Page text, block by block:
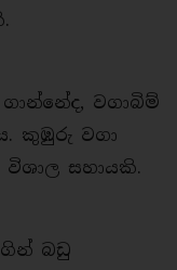
වගාබිම්
කුඹුරු වගා
විශාල සහායකි.
බඩු